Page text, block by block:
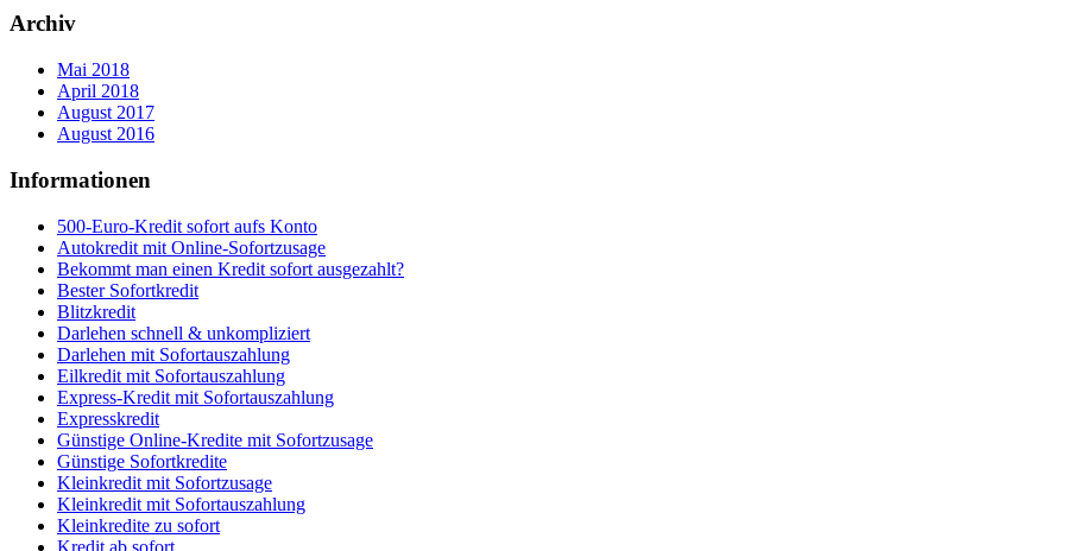
Archiv
Mai 2018
April 2018
August 2017
August 2016
Informationen
500-Euro-Kredit sofort aufs Konto
Autokredit mit Online-Sofortzusage
Bekommt man einen Kredit sofort ausgezahlt?
Bester Sofortkredit
Blitzkredit
Darlehen schnell & unkompliziert
Darlehen mit Sofortauszahlung
Eilkredit mit Sofortauszahlung
Express-Kredit mit Sofortauszahlung
Expresskredit
Günstige Online-Kredite mit Sofortzusage
Günstige Sofortkredite
Kleinkredit mit Sofortzusage
Kleinkredit mit Sofortauszahlung
Kleinkredite zu sofort
Kredit ab sofort